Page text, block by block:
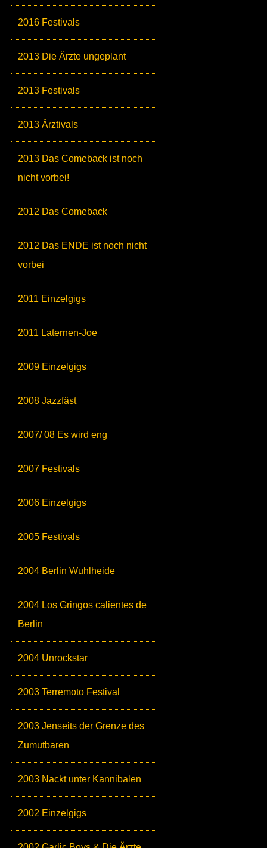
2016 Festivals
2013 Die Ärzte ungeplant
2013 Festivals
2013 Ärztivals
2013 Das Comeback ist noch
nicht vorbei!
2012 Das Comeback
2012 Das ENDE ist noch nicht
vorbei
2011 Einzelgigs
2011 Laternen-Joe
2009 Einzelgigs
2008 Jazzfäst
2007/ 08 Es wird eng
2007 Festivals
2006 Einzelgigs
2005 Festivals
2004 Berlin Wuhlheide
2004 Los Gringos calientes de
Berlin
2004 Unrockstar
2003 Terremoto Festival
2003 Jenseits der Grenze des
Zumutbaren
2003 Nackt unter Kannibalen
2002 Einzelgigs